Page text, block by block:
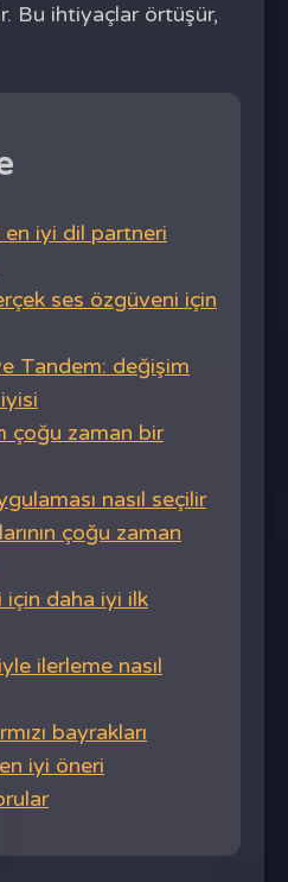
Bu ihtiyaçlar örtüşür,
iyi dil partneri
ses özgüveni için
Tandem: değişim
çoğu zaman bir
nasıl seçilir
çoğu zaman
için daha iyi ilk
ilerleme nasıl
bayrakları
iyi öneri